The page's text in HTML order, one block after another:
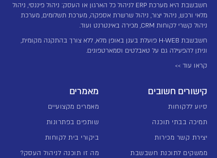
חשבשבת היא מערכת ERP לניהול כל הארגון או העסק: ניהול פיננסי, ניהול
מלאי ורכש, ניהול יצור, ניהול שרשרת אספקה, מערכת תשלומים, מערכת
ניהול קשרי לקוחות CRM, מכירה באינטרנט ועוד.
חשבשבת H-WEB פועלת בענן באופן מלא, ללא צורך בהתקנה מקומית,
וניתן להפעילה גם על טאבלטים וסמארטפונים.
קראו עוד >>
קישורים חשובים
סיוע ללקוחות
תמיכה בבתי תוכנה
יצירת קשר מכירות
ממשקים לתוכנת חשבשבת
מאמרים
מאמרים מקצועיים
שותפים בפתרונות
ביקורי בית לקוחות
מה זו תוכנה לניהול העסק?